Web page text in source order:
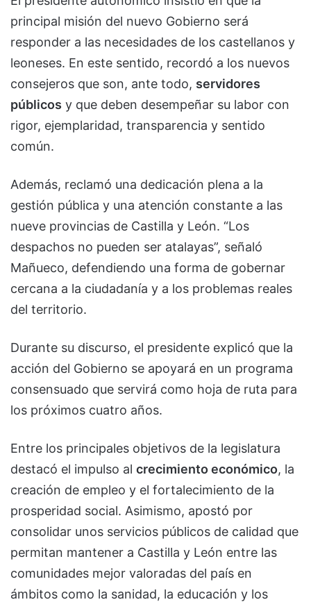
principal misión del nuevo Gobierno será
responder a las necesidades de los castellanos y
leoneses. En este sentido, recordó a los nuevos
consejeros que son, ante todo, servidores
públicos y que deben desempeñar su labor con
rigor, ejemplaridad, transparencia y sentido
común.
Además, reclamó una dedicación plena a la
gestión pública y una atención constante a las
nueve provincias de Castilla y León. “Los
despachos no pueden ser atalayas”, señaló
Mañueco, defendiendo una forma de gobernar
cercana a la ciudadanía y a los problemas reales
del territorio.
Durante su discurso, el presidente explicó que la
acción del Gobierno se apoyará en un programa
consensuado que servirá como hoja de ruta para
los próximos cuatro años.
Entre los principales objetivos de la legislatura
destacó el impulso al crecimiento económico, la
creación de empleo y el fortalecimiento de la
prosperidad social. Asimismo, apostó por
consolidar unos servicios públicos de calidad que
permitan mantener a Castilla y León entre las
comunidades mejor valoradas del país en
ámbitos como la sanidad, la educación y los